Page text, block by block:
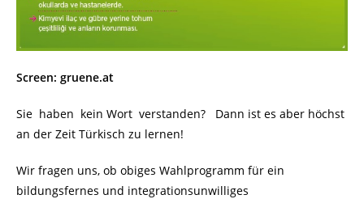
Screen: gruene.at
Sie haben kein Wort verstanden? Dann ist es aber höchst
an der Zeit Türkisch zu lernen!
Wir fragen uns, ob obiges Wahlprogramm für ein
bildungsfernes und integrationsunwilliges